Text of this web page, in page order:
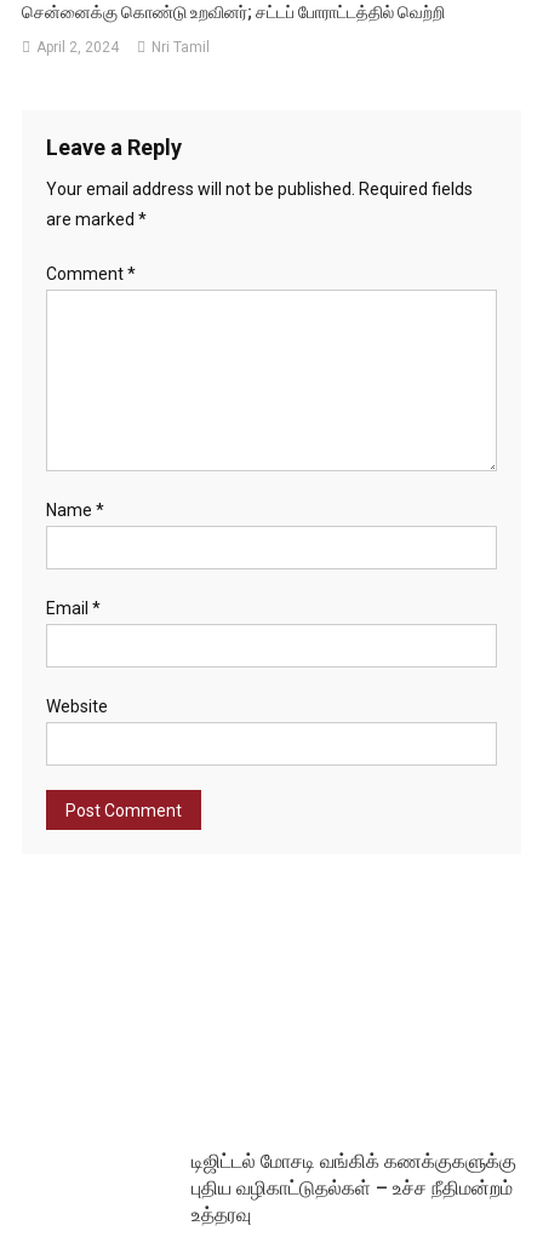
சென்னைக்கு கொண்டு உறவினர்; சட்டப் போராட்டத்தில் வெற்றி
April 2, 2024 Nri Tamil
Leave a Reply
Your email address will not be published.
Required fields
are marked *
Comment*
Name *
Email *
Website
டிஜிட்டல் மோசடி வங்கிக் கணக்குகளுக்கு
புதிய வழிகாட்டுதல்கள் – உச்ச நீதிமன்றம்
உத்தரவு